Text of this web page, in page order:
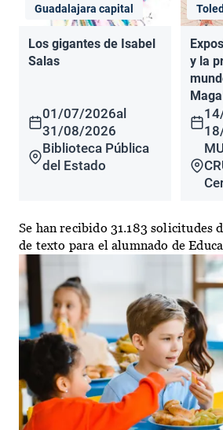
Guadalajara capital
Los gigantes de Isabel
Salas
01/07/2026al
31/08/2026
Biblioteca Pública
del Estado
y la
Se han recibido 31.183 solicitudes
de texto para el alumnado de